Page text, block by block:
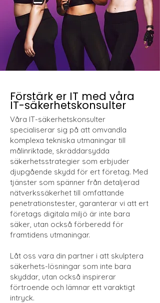
Förstärk er IT med våra
IT-säkerhetskonsulter
Våra IT-säkerhetskonsulter
specialiserar sig på att omvandla
komplexa tekniska utmaningar till
målinriktade, skräddarsydda
säkerhetsstrategier som erbjuder
djupgående skydd för ert företag. Med
tjänster som spänner från detaljerad
nätverkssäkerhet till omfattande
penetrationstester, garanterar vi att ert
företags digitala miljö är inte bara
säker, utan också förberedd för
framtidens utmaningar.
Låt oss vara din partner i att skulptera
säkerhets-lösningar som inte bara
skyddar, utan också inspirerar
förtroende och lämnar ett varaktigt
intryck.